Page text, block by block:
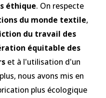
éthique. On respecte
du monde textile,
du travail des
équitable des
et à l'utilisation d'un
nous avons mis en
plus écologique